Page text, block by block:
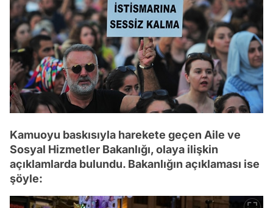
Kamuoyu baskısıyla harekete geçen Aile ve
Sosyal Hizmetler Bakanlığı, olaya ilişkin
açıklamlarda bulundu. Bakanlığın açıklaması ise
şöyle: